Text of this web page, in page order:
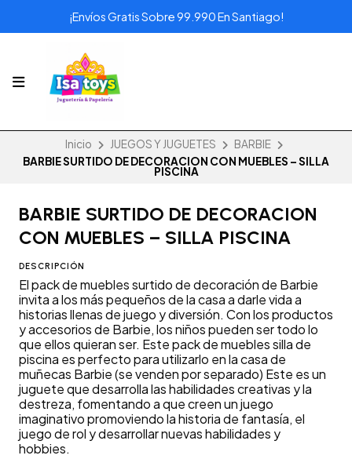
¡Envíos Gratis Sobre 99.990 En Santiago!
Inicio JUEGOS Y JUGUETES
BARBIE
BARBIE SURTIDO DE DECORACION CON MUEBLES – SILLA
PISCINA
BARBIE SURTIDO DE DECORACION
CON MUEBLES – SILLA PISCINA
DESCRIPCIÓN
El pack de muebles surtido de decoración de Barbie
invita a los más pequeños de la casa a darle vida a
historias llenas de juego y diversión. Con los productos
y accesorios de Barbie, los niños pueden ser todo lo
que ellos quieran ser. Este pack de muebles silla de
piscina es perfecto para utilizarlo en la casa de
muñecas Barbie (se venden por separado) Este es un
juguete que desarrolla las habilidades creativas y la
destreza, fomentando a que creen un juego
imaginativo promoviendo la historia de fantasía, el
juego de rol y desarrollar nuevas habilidades y
hobbies.